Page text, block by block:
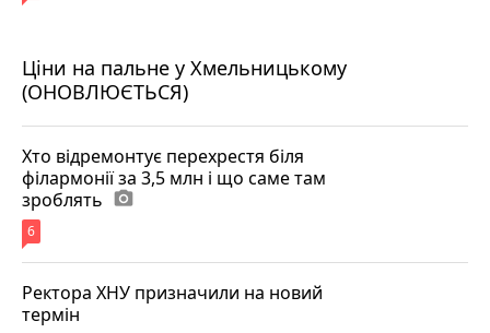
Ціни на пальне у Хмельницькому
(ОНОВЛЮЄТЬСЯ)
Хто відремонтує перехрестя біля
філармонії за 3,5 млн і що саме там
зроблять photo_camera
6
Ректора ХНУ призначили на новий
термін